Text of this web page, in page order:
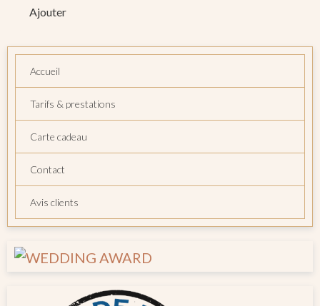
Ajouter
Accueil
Tarifs & prestations
Carte cadeau
Contact
Avis clients